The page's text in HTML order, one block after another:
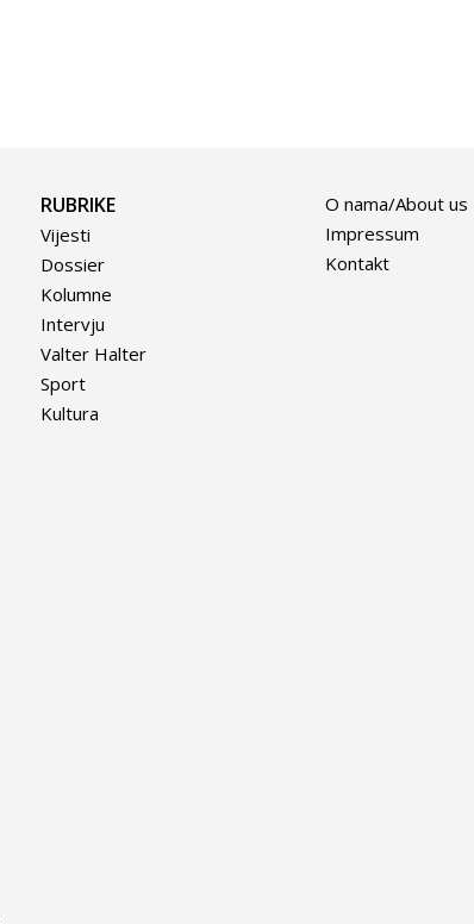
RUBRIKE
Vijesti
Dossier
Kolumne
Intervju
Valter Halter
Sport
Kultura
O nama/About us
Impressum
Kontakt